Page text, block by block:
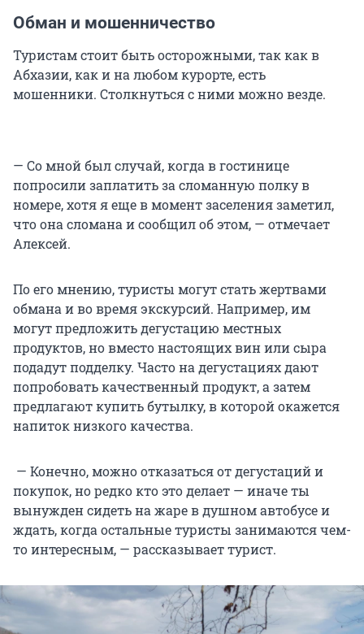
Обман и мошенничество
Туристам стоит быть осторожными, так как в
Абхазии, как и на любом курорте, есть
мошенники. Столкнуться с ними можно везде.
— Со мной был случай, когда в гостинице
попросили заплатить за сломанную полку в
номере, хотя я еще в момент заселения заметил,
что она сломана и сообщил об этом, — отмечает
Алексей.
По его мнению, туристы могут стать жертвами
обмана и во время экскурсий. Например, им
могут предложить дегустацию местных
продуктов, но вместо настоящих вин или сыра
подадут подделку. Часто на дегустациях дают
попробовать качественный продукт, а затем
предлагают купить бутылку, в которой окажется
напиток низкого качества.
— Конечно, можно отказаться от дегустаций и
покупок, но редко кто это делает — иначе ты
вынужден сидеть на жаре в душном автобусе и
ждать, когда остальные туристы занимаются чем-
то интересным, — рассказывает турист.